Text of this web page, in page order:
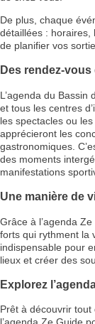
De plus, chaque
détaillées : horaires,
de planifier vos
Des rendez-
L’agenda du Bassin
et tous les centres
les spectacles ou
apprécieront les
gastronomiques.
des moments
manifestations
Une manière de
Grâce à l’agenda
forts qui rythment la
indispensable pour
lieux et créer des
Explorez
Prêt à découvrir tout